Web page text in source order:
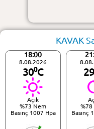
KAVAK
18:00
8.08.2026
30⁰C
Açık
%73 Nem
Basınç 1007 Hpa
%78
Basınç